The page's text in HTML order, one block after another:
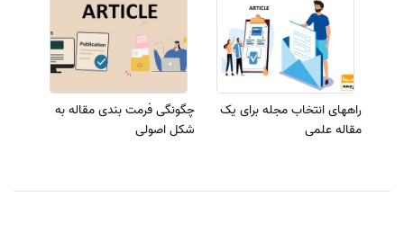
راههای انتخاب مجله برای یک
مقاله علمی
چگونگی فرمت بندی مقاله به
شکل اصولی